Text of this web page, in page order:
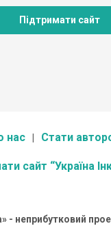
Підтримати сайт
нас Стати
сайт “Україна
- неприбутковий